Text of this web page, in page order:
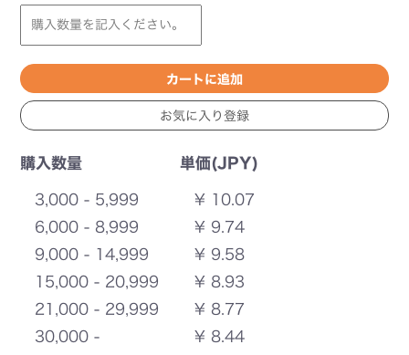
購入数量 単価(JPY)
3,000 - 5,999
¥ 10.07
6,000 - 8,999
¥ 9.74
9,000 - 14,999
¥ 9.58
15,000 - 20,999
¥ 8.93
21,000 - 29,999
¥ 8.77
30,000 -
¥ 8.44